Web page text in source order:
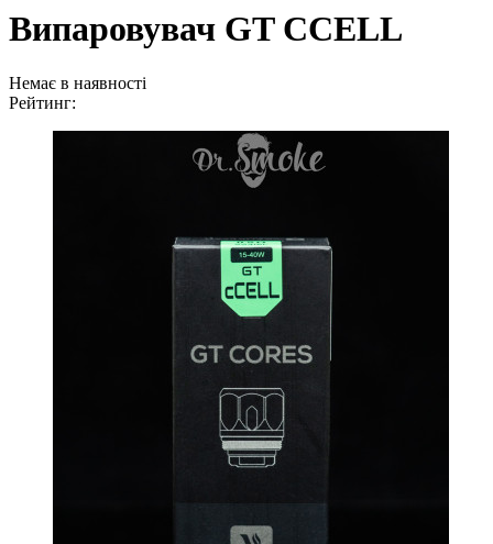
Випаровувач GT CCELL
Немає в наявності
Рейтинг: